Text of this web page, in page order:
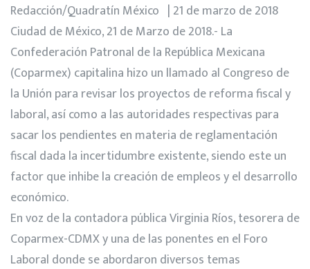
Redacción/Quadratín México | 21 de marzo de 2018
Ciudad de México, 21 de Marzo de 2018.- La
Confederación Patronal de la República Mexicana
(Coparmex) capitalina hizo un llamado al Congreso de
la Unión para revisar los proyectos de reforma fiscal y
laboral, así como a las autoridades respectivas para
sacar los pendientes en materia de reglamentación
fiscal dada la incertidumbre existente, siendo este un
factor que inhibe la creación de empleos y el desarrollo
económico.
En voz de la contadora pública Virginia Ríos, tesorera de
Coparmex-CDMX y una de las ponentes en el Foro
Laboral donde se abordaron diversos temas